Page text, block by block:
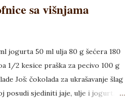
sa višnjama
jogurta 50 ml ulja 80 g šećera 180
1/2 kesice praška za pecivo 100 g
Još: čokolada za ukrašavanje šlag
posudi sjediniti jaje, ulje i jogurt. U